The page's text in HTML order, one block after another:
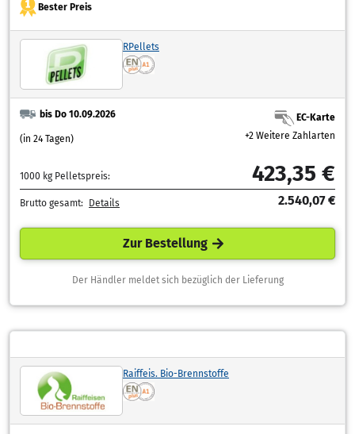
Bester Preis
RPellets
bis Do 10.09.2026
(in 24 Tagen)
EC-Karte
+2 Weitere Zahlarten
1000 kg Pelletspreis: 423,35 €
Brutto gesamt: Details 2.540,07 €
Zur Bestellung
Der Händler meldet sich bezüglich der Lieferung
Raiffeis. Bio-Brennstoffe